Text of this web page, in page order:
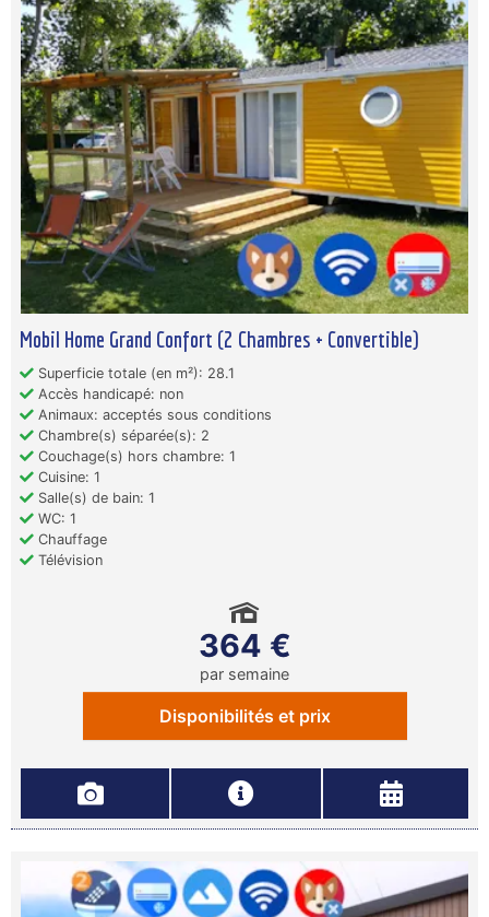
Mobil Home Grand Confort (2 Chambres + Convertible)
Superficie totale (en m²): 28.1
Accès handicapé: non
Animaux: acceptés sous conditions
Chambre(s) séparée(s): 2
Couchage(s) hors chambre: 1
Cuisine: 1
Salle(s) de bain: 1
WC: 1
Chauffage
Télévision
364 €
par semaine
Disponibilités et prix